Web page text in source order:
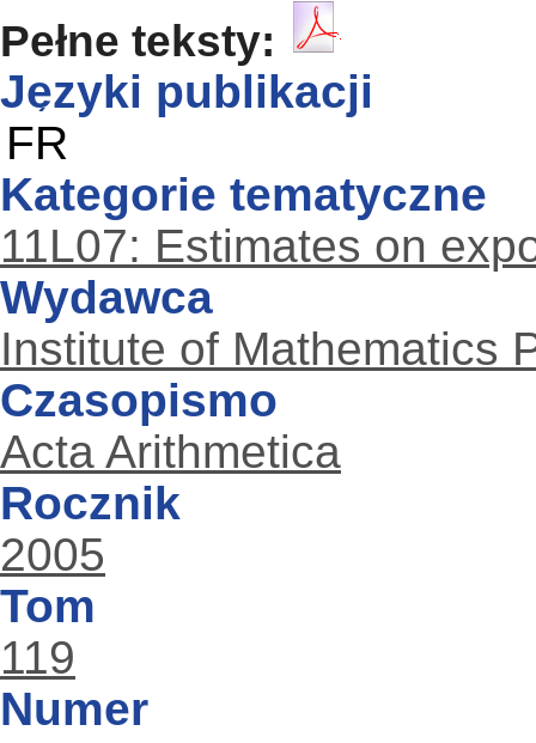
Pełne teksty:
Języki publikacji
FR
Kategorie tematyczne
11L07: Estimates on
Wydawca
Institute of Mathematics
Czasopismo
Acta Arithmetica
Rocznik
2005
Tom
119
Numer